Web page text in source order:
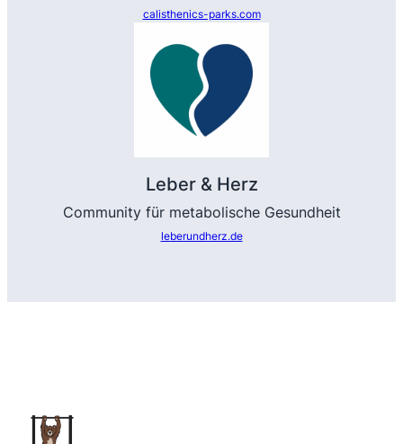
calisthenics-parks.com
Leber & Herz
Community für metabolische Gesundheit
leberundherz.de